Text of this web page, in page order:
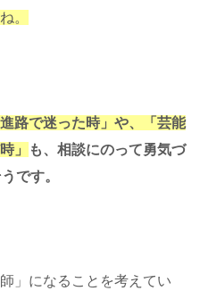
。
進路で迷った時」や、「芸能
」
も、相談にのって勇気づ
です。
」になることを考えてい